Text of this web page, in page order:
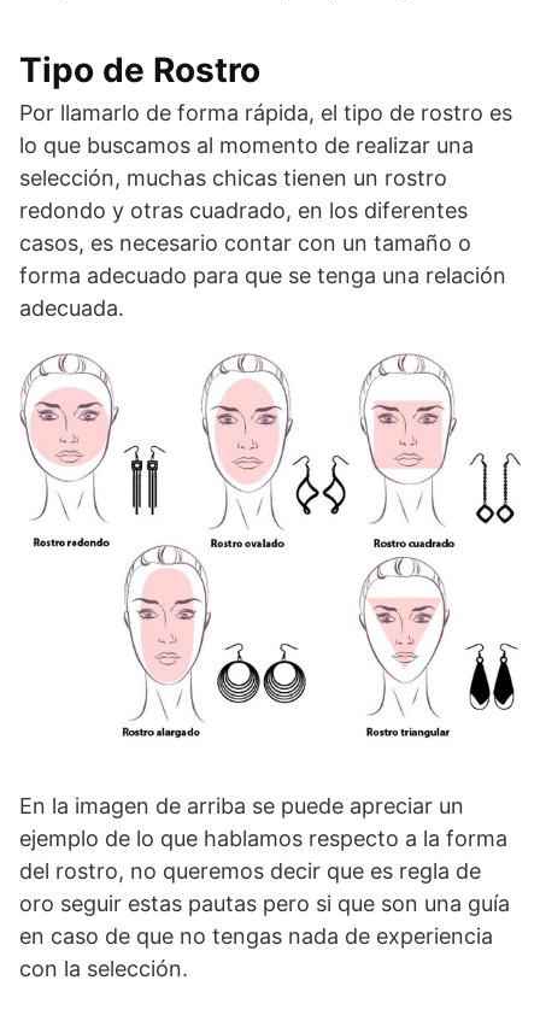
Tipo de Rostro
Por llamarlo de forma rápida, el tipo de rostro es
lo que buscamos al momento de realizar una
selección, muchas chicas tienen un rostro
redondo y otras cuadrado, en los diferentes
casos, es necesario contar con un tamaño o
forma adecuado para que se tenga una relación
adecuada.
En la imagen de arriba se puede apreciar un
ejemplo de lo que hablamos respecto a la forma
del rostro, no queremos decir que es regla de
oro seguir estas pautas pero si que son una guía
en caso de que no tengas nada de experiencia
con la selección.